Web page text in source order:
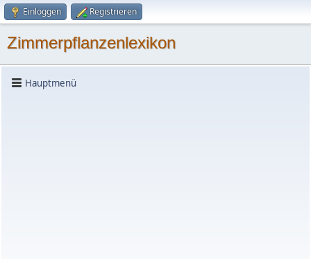
Einloggen Registrieren
Zimmerpflanzenlexikon
Hauptmenü